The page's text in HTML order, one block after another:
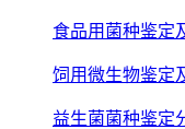
食品用菌种鉴定
饲用微生物鉴定
益生菌菌种鉴定